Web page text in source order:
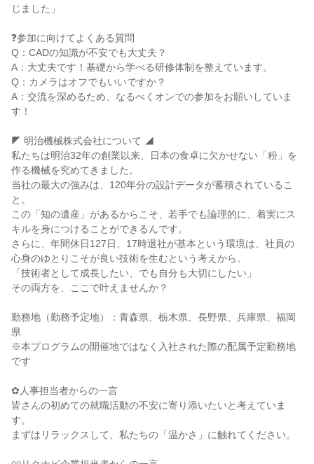
じました」
❓参加に向けてよくある質問
Q：CADの知識が不安でも大丈夫？
A：大丈夫です！基礎から学べる研修体制を整えています。
Q：カメラはオフでもいいですか？
A：交流を深めるため、なるべくオンでの参加をお願いしていま
す！
◤ 明治機械株式会社について ◢
私たちは明治32年の創業以来、日本の食卓に欠かせない「粉」を
作る機械を究めてきました。
当社の最大の強みは、120年分の設計データが蓄積されているこ
と。
この「知の遺産」があるからこそ、若手でも論理的に、着実にス
キルを身につけることができるんです。
さらに、年間休日127日、17時退社が基本という環境は、社員の
心身のゆとりこそが良い技術を生むという考えから。
「技術者として成長したい、でも自分も大切にしたい」
その両方を、ここで叶えませんか？
勤務地（勤務予定地）：青森県、栃木県、長野県、兵庫県、福岡
県
※本プログラムの開催地ではなく入社された際の配属予定勤務地
です
✿人事担当者からの一言
皆さんの初めての就職活動の不安に寄り添いたいと考えていま
す。
まずはリラックスして、私たちの「温かさ」に触れてください。